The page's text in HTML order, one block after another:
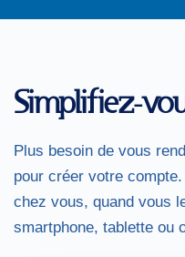
Simplifiez-
Plus besoin de vous
pour créer votre
chez vous, quand vous
smartphone, tablette ou